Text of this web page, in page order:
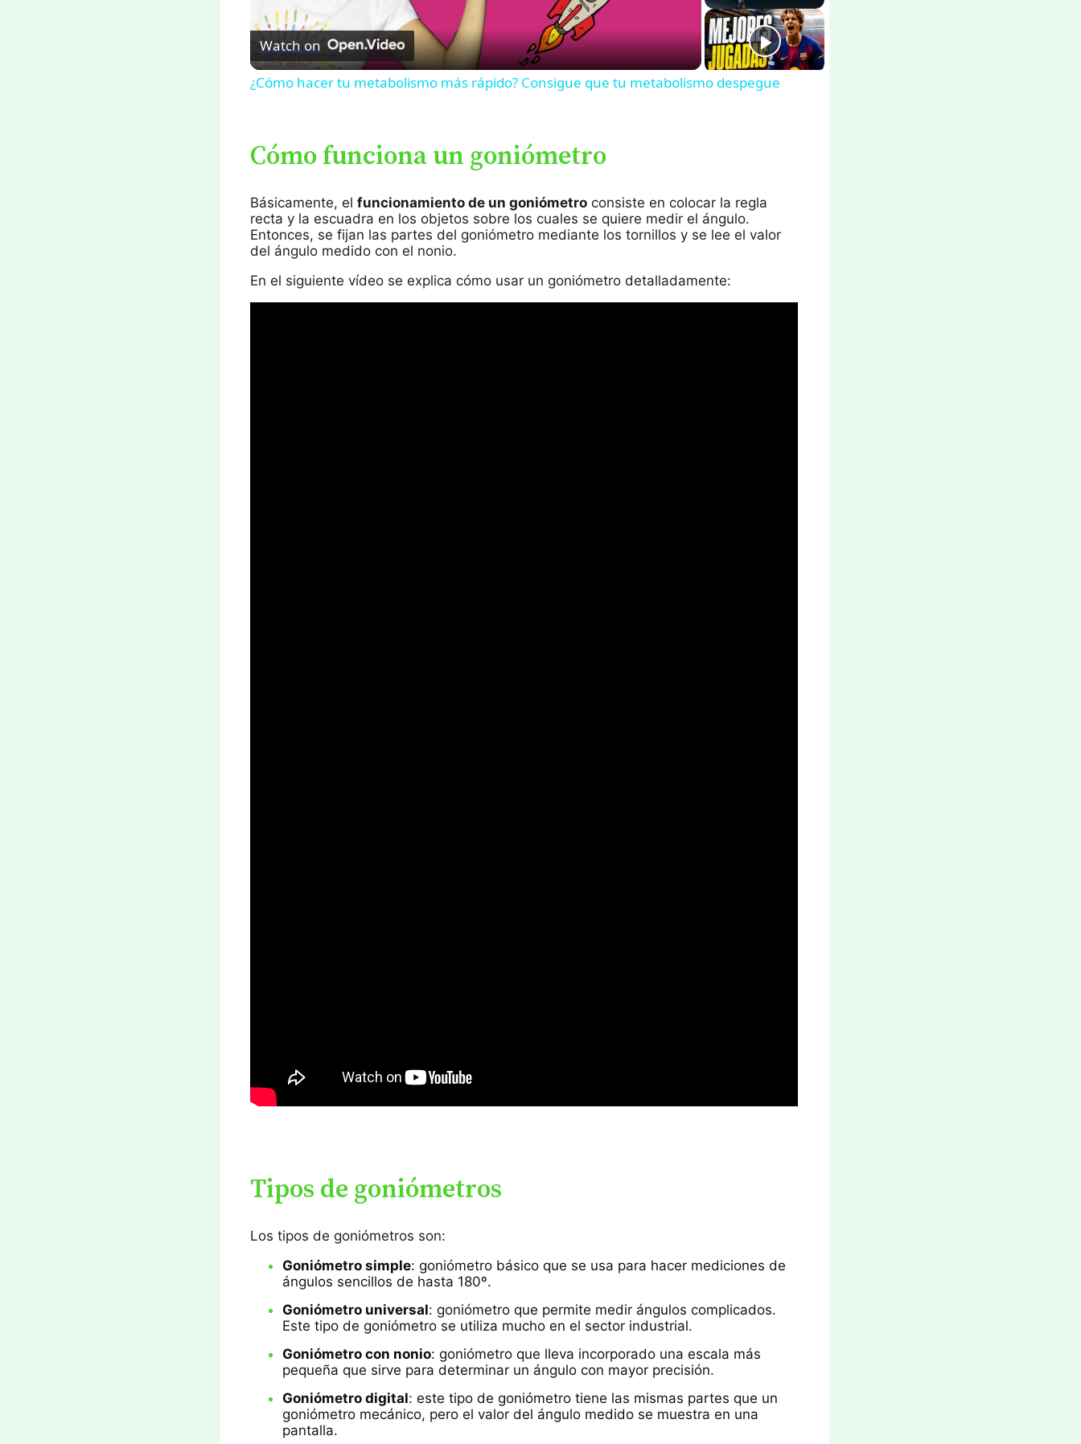
Video
Watch on
¿Cómo hacer tu metabolismo más rápido? Consigue que tu metabolismo despegue
Cómo funciona un goniómetro
Básicamente, elfuncionamiento de un goniómetro consiste en colocar la regla
recta y la escuadra en los objetos sobre los cuales se quiere medir el ángulo.
Entonces, se fijan las partes del goniómetro mediante los tornillos y se lee el valor
del ángulo medido con el nonio.
En el siguiente vídeo se explica cómo usar un goniómetro detalladamente:
Tipos de goniómetros
Los tipos de goniómetros son:
Goniómetro simple: goniómetro básico que se usa para hacer mediciones de
ángulos sencillos de hasta 180º.
Goniómetro universal: goniómetro que permite medir ángulos complicados.
Este tipo de goniómetro se utiliza mucho en el sector industrial.
Goniómetro con nonio: goniómetro que lleva incorporado una escala más
pequeña que sirve para determinar un ángulo con mayor precisión.
Goniómetro digital: este tipo de goniómetro tiene las mismas partes que un
goniómetro mecánico, pero el valor del ángulo medido se muestra en una
pantalla.